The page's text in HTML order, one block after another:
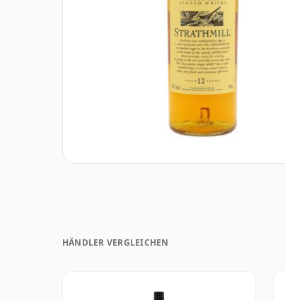
HÄNDLER VERGLEICHEN